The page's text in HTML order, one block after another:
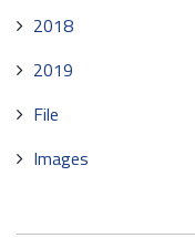
2018
2019
File
Images